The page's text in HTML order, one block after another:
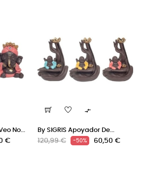
No...
€

By SIGRIS Apoyador De...
Precio
120,99 € -50% Precio
60,50 €